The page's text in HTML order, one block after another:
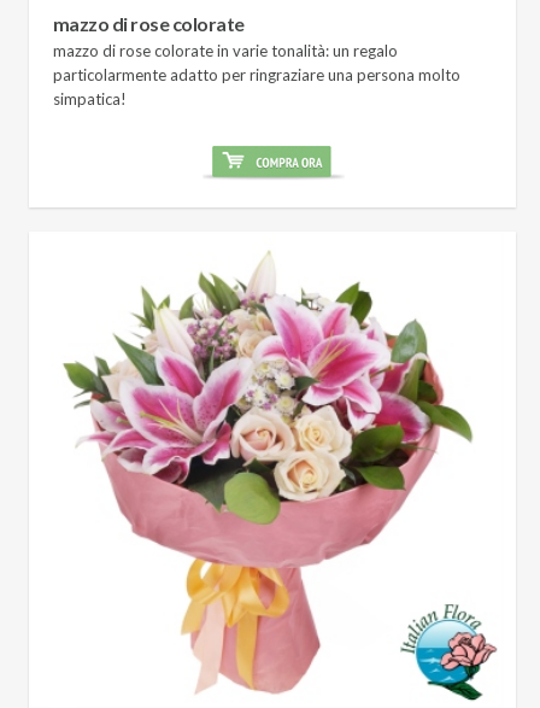
mazzo di rose colorate
mazzo di rose colorate in varie tonalità: un regalo
particolarmente adatto per ringraziare una persona molto
simpatica!